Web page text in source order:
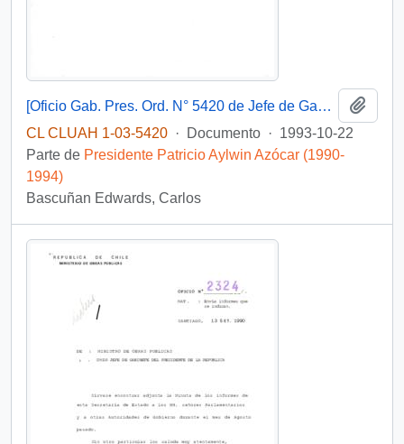
[Oficio Gab. Pres. Ord. N° 5420 de Jefe de Gabinete Presidencial, remite copia de carta que se indica]
CL CLUAH 1-03-5420 · Documento · 1993-10-22
Parte de Presidente Patricio Aylwin Azócar (1990-
1994)
Bascuñan Edwards, Carlos